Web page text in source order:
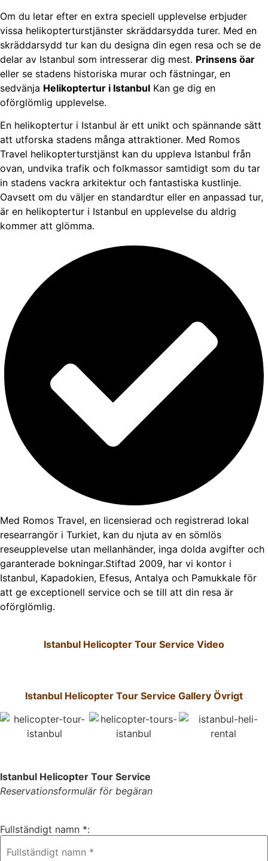
Om du letar efter en extra speciell upplevelse erbjuder
vissa helikopterturstjänster skräddarsydda turer. Med en
skräddarsydd tur kan du designa din egen resa och se de
delar av Istanbul som intresserar dig mest. Prinsens öar
eller se stadens historiska murar och fästningar, en
sedvänja Helikoptertur i Istanbul Kan ge dig en
oförglömlig upplevelse.
En helikoptertur i Istanbul är ett unikt och spännande sätt
att utforska stadens många attraktioner. Med Romos
Travel helikopterturstjänst kan du uppleva Istanbul från
ovan, undvika trafik och folkmassor samtidigt som du tar
in stadens vackra arkitektur och fantastiska kustlinje.
Oavsett om du väljer en standardtur eller en anpassad tur,
är en helikoptertur i Istanbul en upplevelse du aldrig
kommer att glömma.
Med Romos Travel, en licensierad och registrerad lokal
researrangör i Turkiet, kan du njuta av en sömlös
reseupplevelse utan mellanhänder, inga dolda avgifter och
garanterade bokningar.Stiftad 2009, har vi kontor i
Istanbul, Kapadokien, Efesus, Antalya och Pamukkale för
att ge exceptionell service och se till att din resa är
oförglömlig.
Istanbul Helicopter Tour Service Video
Istanbul Helicopter Tour Service Gallery Övrigt
Istanbul Helicopter Tour Service
Reservationsformulär för begäran
Fullständigt namn *: